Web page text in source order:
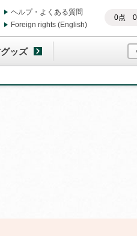
0点 0
ヘルプ・よくある質問
Foreign rights (English)
ッズ